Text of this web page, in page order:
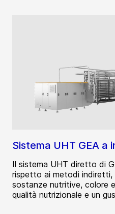
Sistema UHT GEA a
Il sistema UHT diretto di
rispetto ai metodi indiretti,
sostanze nutritive, colore
qualità nutrizionale e un